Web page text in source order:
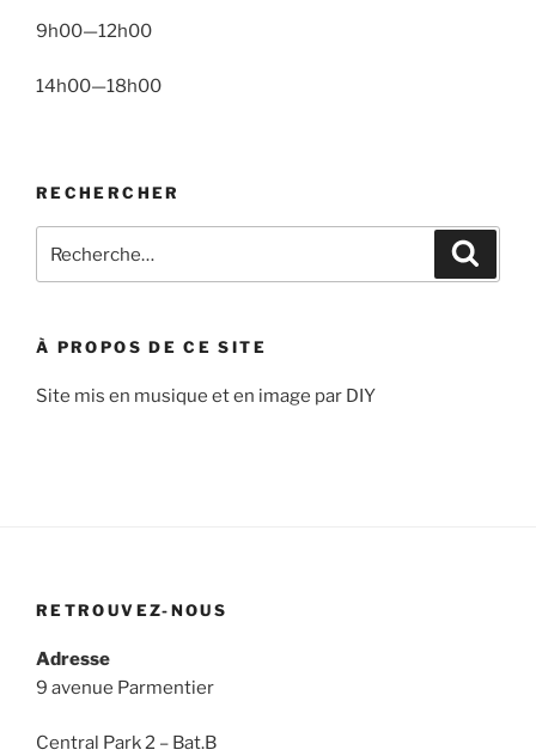
9h00—12h00
14h00—18h00
RECHERCHER
pour
À PROPOS DE CE SITE
Site mis en musique et en image par DIY
RETROUVEZ-NOUS
Adresse
9 avenue Parmentier
Central Park 2 – Bat.B